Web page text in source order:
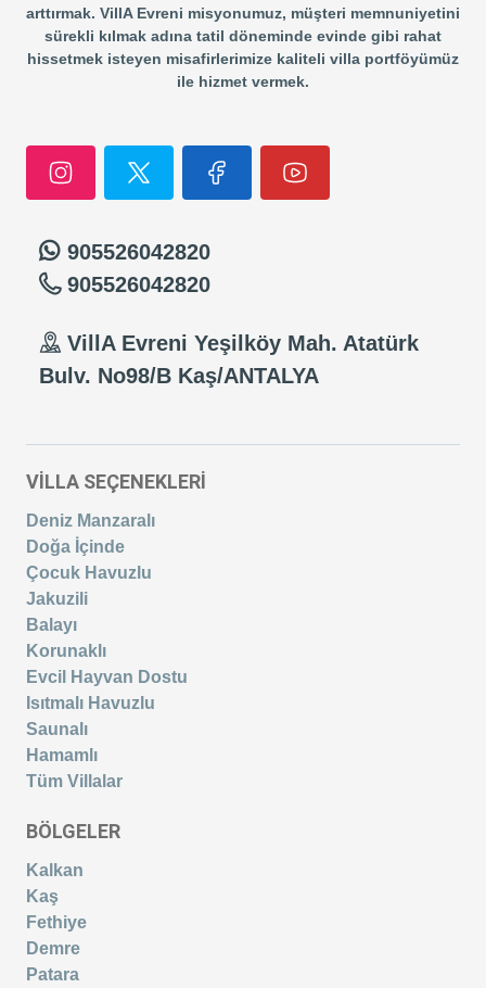
arttırmak. VillA Evreni misyonumuz, müşteri memnuniyetini
sürekli kılmak adına tatil döneminde evinde gibi rahat
hissetmek isteyen misafirlerimize kaliteli villa portföyümüz
ile hizmet vermek.
905526042820
905526042820
VillA Evreni Yeşilköy Mah. Atatürk
Bulv. No98/B Kaş/ANTALYA
VİLLA SEÇENEKLERİ
Deniz Manzaralı
Doğa İçinde
Çocuk Havuzlu
Jakuzili
Balayı
Korunaklı
Evcil Hayvan Dostu
Isıtmalı Havuzlu
Saunalı
Hamamlı
Tüm Villalar
BÖLGELER
Kalkan
Kaş
Fethiye
Demre
Patara